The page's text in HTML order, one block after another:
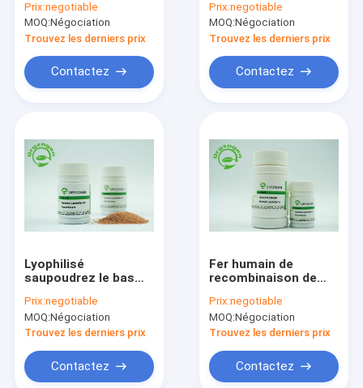
dérivé par usine
Ferrin avec de
l'endotoxine moins
de 20 UE/magnésium
Prix:negotiable
MOQ:Négociation
Trouvez les derniers prix
Contactez
riz de protéine de pH
7.0-7.5 Lacto Ferrin a
délivré un certificat
Prix:negotiable
MOQ:Négociation
Trouvez les derniers prix
Contactez
Lyophilisé
saupoudrez le bas
l'endotoxine 80Kd de
lactoferrine humaine
de recombinaison
Prix:negotiable
MOQ:Négociation
Trouvez les derniers prix
Contactez
Fer humain de
recombinaison de
lactoferrine de
culture cellulaire
favorisant la
cellules
Prix:negotiable
MOQ:Négociation
Trouvez les derniers prix
Contactez